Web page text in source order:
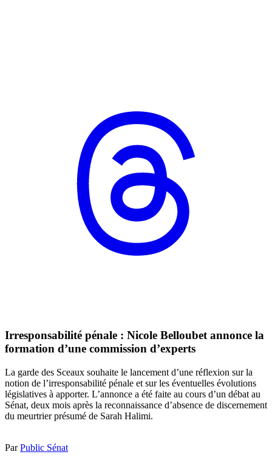
Irresponsabilité pénale : Nicole Belloubet annonce la
formation d’une commission d’experts
La garde des Sceaux souhaite le lancement d’une réflexion sur la
notion de l’irresponsabilité pénale et sur les éventuelles évolutions
législatives à apporter. L’annonce a été faite au cours d’un débat au
Sénat, deux mois après la reconnaissance d’absence de discernement
du meurtrier présumé de Sarah Halimi.
ParPublic Sénat